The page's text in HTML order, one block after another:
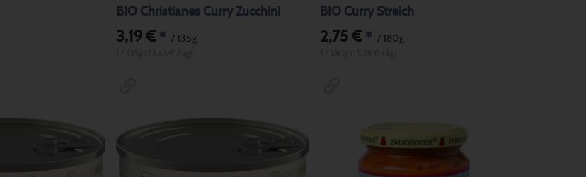
BIO Christianes Curry Zucchini
3,19 €* / 135g
BIO Curry Streich
2,75 € * / 180g